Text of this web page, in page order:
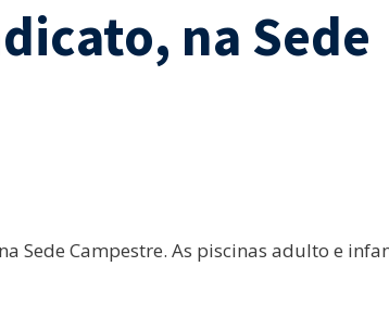
na Sede
Sede Campestre. As piscinas adulto e